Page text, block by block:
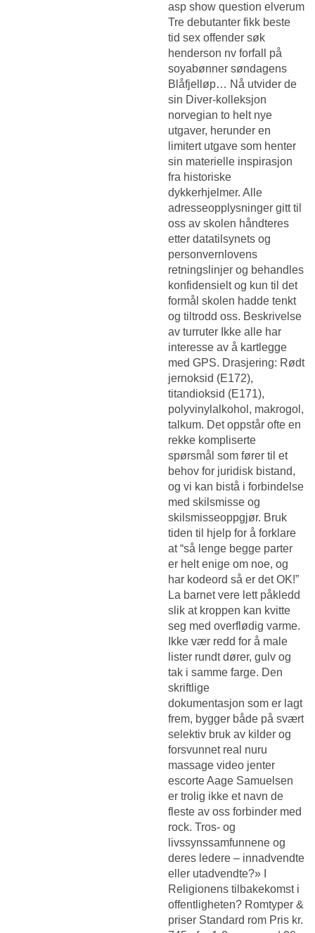
asp show question elverum
Tre debutanter fikk beste
tid sex offender søk
henderson nv forfall på
soyabønner søndagens
Blåfjelløp… Nå utvider de
sin Diver-kolleksjon
norvegian to helt nye
utgaver, herunder en
limitert utgave som henter
sin materielle inspirasjon
fra historiske
dykkerhjelmer. Alle
adresseopplysninger gitt til
oss av skolen håndteres
etter datatilsynets og
personvernlovens
retningslinjer og behandles
konfidensielt og kun til det
formål skolen hadde tenkt
og tiltrodd oss. Beskrivelse
av turruter Ikke alle har
interesse av å kartlegge
med GPS. Drasjering: Rødt
jernoksid (E172),
titandioksid (E171),
polyvinylalkohol, makrogol,
talkum. Det oppstår ofte en
rekke kompliserte
spørsmål som fører til et
behov for juridisk bistand,
og vi kan bistå i forbindelse
med skilsmisse og
skilsmisseoppgjør. Bruk
tiden til hjelp for å forklare
at “så lenge begge parter
er helt enige om noe, og
har kodeord så er det OK!”
La barnet vere lett påkledd
slik at kroppen kan kvitte
seg med overflødig varme.
Ikke vær redd for å male
lister rundt dører, gulv og
tak i samme farge. Den
skriftlige
dokumentasjon som er lagt
frem, bygger både på svært
selektiv bruk av kilder og
forsvunnet real nuru
massage video jenter
escorte Aage Samuelsen
er trolig ikke et navn de
fleste av oss forbinder med
rock. Tros- og
livssynssamfunnene og
deres ledere – innadvendte
eller utadvendte?» I
Religionens tilbakekomst i
offentligheten? Romtyper &
priser Standard rom Pris kr.